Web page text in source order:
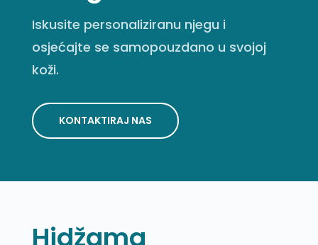
Iskusite personaliziranu njegu i
osjećajte se samopouzdano u svojoj
koži.
KONTAKTIRAJ NAS
Hidžama